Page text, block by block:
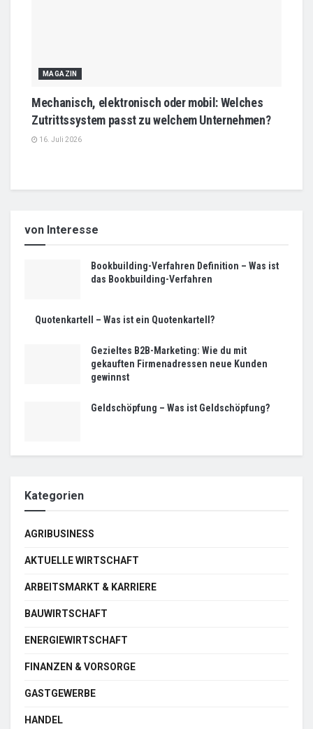
MAGAZIN
Mechanisch, elektronisch oder mobil: Welches
Zutrittssystem passt zu welchem Unternehmen?
16. Juli 2026
von Interesse
Bookbuilding-Verfahren Definition – Was ist
das Bookbuilding-Verfahren
Quotenkartell – Was ist ein Quotenkartell?
Gezieltes B2B-Marketing: Wie du mit
gekauften Firmenadressen neue Kunden
gewinnst
Geldschöpfung – Was ist Geldschöpfung?
Kategorien
AGRIBUSINESS
AKTUELLE WIRTSCHAFT
ARBEITSMARKT & KARRIERE
BAUWIRTSCHAFT
ENERGIEWIRTSCHAFT
FINANZEN & VORSORGE
GASTGEWERBE
HANDEL